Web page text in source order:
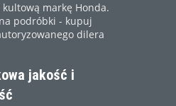
markę Honda.
podróbki - kupuj
dilera
jakość i